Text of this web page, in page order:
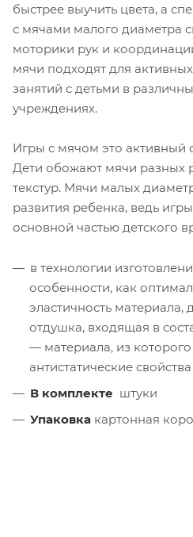
быстрее выучить цвета, а
с мячами малого диаметра
моторики рук и
мячи подходят для
занятий с детьми в
учреждениях.
Игры с мячом это активный
Дети обожают мячи разных
текстур. Мячи малых
развития ребенка, ведь
основной частью детского
в технологии
особенности, как
эластичность
отдушка, входящая в
— материала, из которого
антистатические свойства
В комплекте штуки
Упаковка картонная